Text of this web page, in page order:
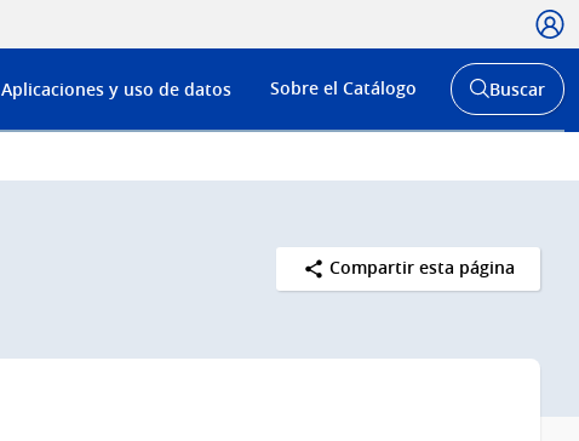
Menú
de
Aplicaciones y uso de datos Sobre el Catálogo
Abrir
buscador
Buscar
Compartir esta página